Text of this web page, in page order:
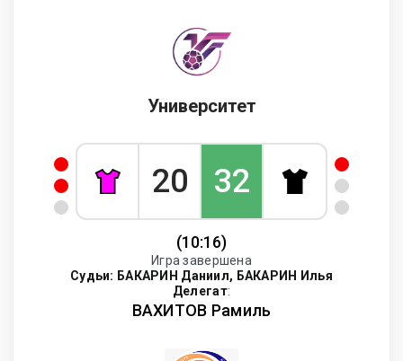
Университет
20 32
(10:16)
Игра завершена
Судьи: БАКАРИН Даниил, БАКАРИН Илья
Делегат:
ВАХИТОВ Рамиль